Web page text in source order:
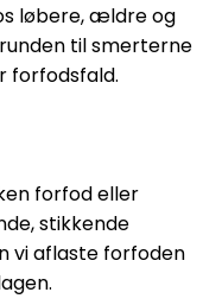
løbere, ældre og
til smerterne
forfodsfald.
forfod eller
stikkende
vi aflaste forfoden